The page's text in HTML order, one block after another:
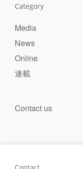
Category
Media
News
Online
連載
Contact us